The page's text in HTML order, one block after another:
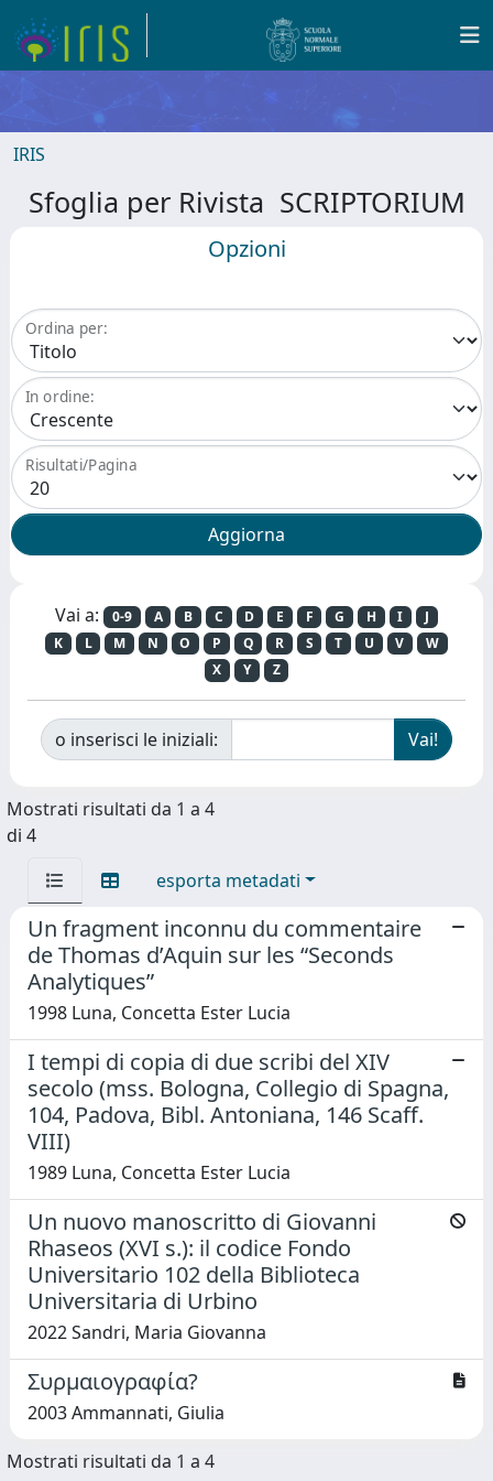
IRIS
Sfoglia per Rivista SCRIPTORIUM
Opzioni
Ordina per:
In ordine:
Risultati/Pagina
Vai a: 0-9 A B C D E F G H I
J
K
L M N O P Q R S T U V
W
X
Y Z
o inserisci le iniziali:
Mostrati risultati da 1 a 4
di 4
esporta metadati
Un fragment inconnu du commentaire
de Thomas d’Aquin sur les “Seconds
Analytiques”
1998 Luna, Concetta Ester Lucia
I tempi di copia di due scribi del XIV
secolo (mss. Bologna, Collegio di Spagna,
104, Padova, Bibl. Antoniana, 146 Scaff.
VIII)
1989 Luna, Concetta Ester Lucia
Un nuovo manoscritto di Giovanni
Rhaseos (XVI s.): il codice Fondo
Universitario 102 della Biblioteca
Universitaria di Urbino
2022 Sandri, Maria Giovanna
Συρμαιογραφία?
2003 Ammannati, Giulia
Mostrati risultati da 1 a 4